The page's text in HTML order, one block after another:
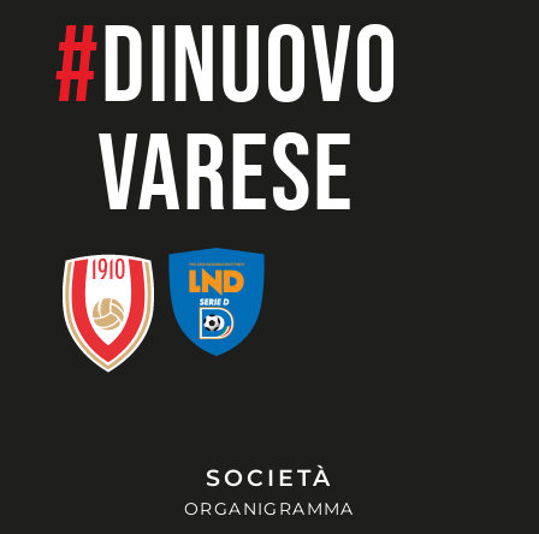
#dinuovo
VARESE
SOCIETÀ
ORGANIGRAMMA